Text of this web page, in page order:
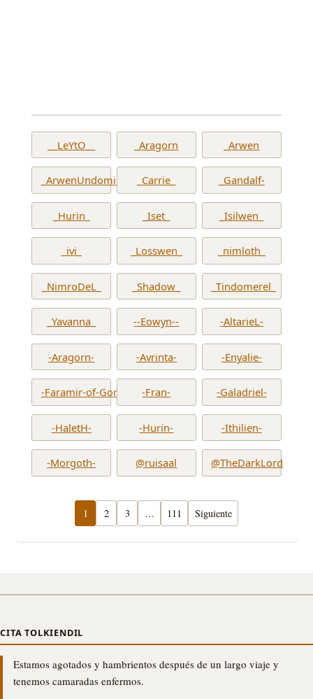
__LeYtO__ _Aragorn _Arwen
_ArwenUndomiel_ _Carrie_ _Gandalf-
_Hurin_ _Iset_ _Isilwen_
_ivi_ _Losswen_ _nimloth_
_NimroDeL_ _Shadow_ _Tindomerel_
_Yavanna_ --Eowyn-- -AltarieL-
-Aragorn- -Avrinta- -Enyalie-
-Faramir-of-Gondor- -Fran- -Galadriel-
-HaletH- -Hurin- -Ithilien-
-Morgoth- @ruisaal @TheDarkLord
1 2 3 … 111 Siguiente
CITA TOLKIENDIL
Estamos agotados y hambrientos después de un largo viaje y
tenemos camaradas enfermos.